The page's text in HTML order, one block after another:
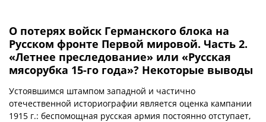
О потерях войск Германского блока на
Русском фронте Первой мировой. Часть 2.
«Летнее преследование» или «Русская
мясорубка 15-го года»? Некоторые выводы
Устоявшимся штампом западной и частично
отечественной историографии является оценка кампании
1915 г.: беспомощная русская армия постоянно отступает,